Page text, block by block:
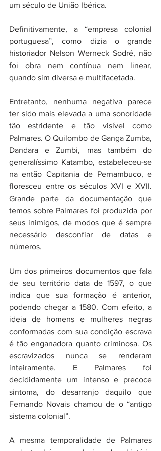
um século de União Ibérica.
Definitivamente, a “empresa colonial
portuguesa”, como dizia o grande
historiador Nelson Werneck Sodré, não
foi obra nem contínua nem linear,
quando sim diversa e multifacetada.
Entretanto, nenhuma negativa parece
ter sido mais elevada a uma sonoridade
tão estridente e tão visível como
Palmares. O Quilombo de Ganga Zumba,
Dandara e Zumbi, mas também do
generalíssimo Katambo, estabeleceu-se
na então Capitania de Pernambuco, e
floresceu entre os séculos XVI e XVII.
Grande parte da documentação que
temos sobre Palmares foi produzida por
seus inimigos, de modos que é sempre
necessário desconfiar de datas e
números.
Um dos primeiros documentos que fala
de seu território data de 1597, o que
indica que sua formação é anterior,
podendo chegar a 1580. Com efeito, a
ideia de homens e mulheres negras
conformadas com sua condição escrava
é tão enganadora quanto criminosa. Os
escravizados nunca se renderam
inteiramente. E Palmares foi
decididamente um intenso e precoce
sintoma, do desarranjo daquilo que
Fernando Novais chamou de o “antigo
sistema colonial”.
A mesma temporalidade de Palmares